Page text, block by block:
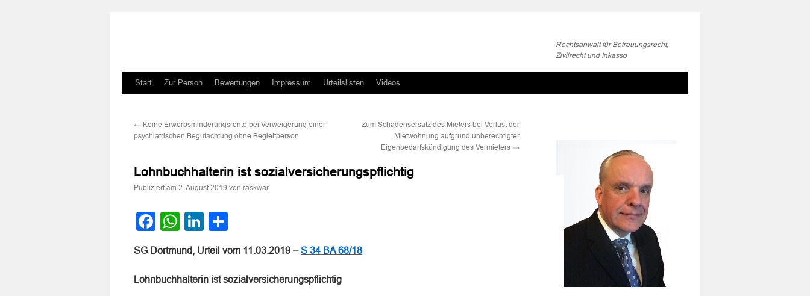
Rechtsanwalt für Betreuungsrecht,
Zivilrecht und Inkasso
Zum
springen
Start Zur Person Bewertungen Impressum Urteilslisten Videos
← Keine Erwerbsminderungsrente bei Verweigerung einer
psychiatrischen Begutachtung ohne Begleitperson
Zum Schadensersatz des Mieters bei Verlust der
Mietwohnung aufgrund unberechtigter
Eigenbedarfskündigung des Vermieters →
Lohnbuchhalterin ist sozialversicherungspflichtig
Publiziert am 2. August 2019 von raskwar
Facebook
WhatsApp
LinkedIn
SG Dortmund, Urteil vom 11.03.2019 –S 34 BA 68/18
Lohnbuchhalterin ist sozialversicherungspflichtig